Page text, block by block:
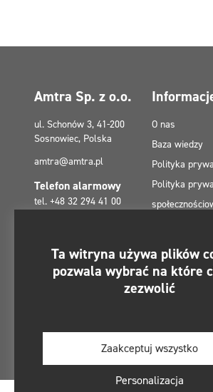
Amtra Sp. z o.o.
ul. Schonów 3, 41-200
Sosnowiec, Polska
amtra@amtra.pl
Telefon alarmowy
tel. +48 32 294 41 00
Znajdziesz nas na:
O nas
Baza wiedzy
Polityka
Polityka
Dotacje z
Kontakt
Mapa strony
Ta witryna używa plików
pozwala wybrać na które
zezwolić
Zaakceptuj wszystko
Personalizacja